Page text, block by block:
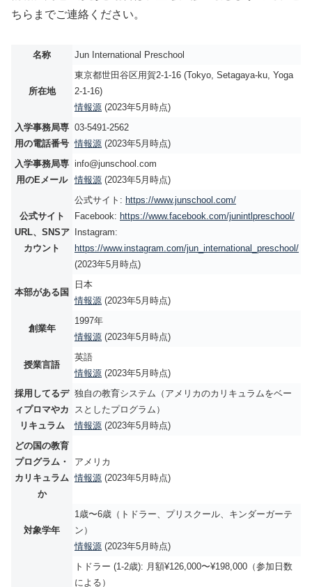
ちらまでご連絡ください。
名称 Jun International Preschool
所在地
東京都世田谷区用賀2-1-16 (Tokyo, Setagaya-ku, Yoga
2-1-16)
情報源 (2023年5月時点)
入学事務局専
用の電話番号
03-5491-2562
情報源 (2023年5月時点)
入学事務局専
用のEメール
info@junschool.com
情報源 (2023年5月時点)
公式サイト
URL、SNSア
カウント
公式サイト: https://www.junschool.com/
Facebook: https://www.facebook.com/junintlpreschool/
Instagram:
https://www.instagram.com/jun_international_preschool/
(2023年5月時点)
本部がある国
日本
情報源 (2023年5月時点)
創業年
1997年
情報源 (2023年5月時点)
授業言語
英語
情報源 (2023年5月時点)
採用してるデ
ィプロマやカ
リキュラム
独自の教育システム（アメリカのカリキュラムをベー
スとしたプログラム）
情報源 (2023年5月時点)
どの国の教育
プログラム・
カリキュラム
か
アメリカ
情報源 (2023年5月時点)
対象学年
1歳〜6歳（トドラー、プリスクール、キンダーガーテ
ン）
情報源 (2023年5月時点)
トドラー (1-2歳): 月額¥126,000〜¥198,000（参加日数
による）